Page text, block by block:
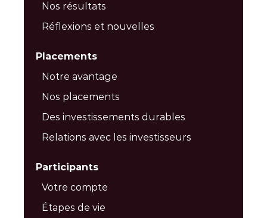
Nos résultats
Réflexions et nouvelles
Placements
Notre avantage
Nos placements
Des investissements durables
Relations avec les investisseurs
Participants
Votre compte
Étapes de vie